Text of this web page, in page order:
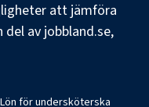
att jämföra
del av jobbland.se,
Lön för undersköterska